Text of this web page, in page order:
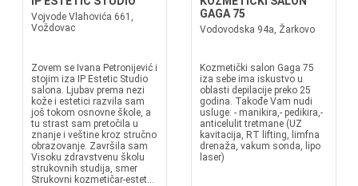
Vojvode Vlahovića 661,
Voždovac
Zovem se Ivana Petronijević i
stojim iza IP Estetic Studio
salona. Ljubav prema nezi
kože i estetici razvila sam
još tokom osnovne škole, a
tu strast sam pretočila u
znanje i veštine kroz stručno
obrazovanje. Završila sam
Visoku zdravstvenu školu
strukovnih studija, smer
Strukovni kozmetičar-estet...
GAGA 75
Vodovodska 94a, Žarkovo
Kozmetički salon Gaga 75
iza sebe ima iskustvo u
oblasti depilacije preko 25
godina. Takođe Vam nudi
usluge: - manikira,- pedikira,-
anticelulit tretmane (UZ
kavitacija, RT lifting, limfna
drenaža, vakum sonda, lipo
laser)